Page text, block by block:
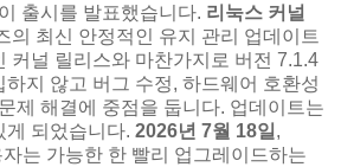
출시를 발표했습니다. 리눅스 커널
의 최신 안정적인 유지 관리 업데이트
커널 릴리스와 마찬가지로 버전 7.1.4
지 않고 버그 수정, 하드웨어 호환성
제 해결에 중점을 둡니다. 업데이트는
게 되었습니다. 2026년 7월 18일,
는 가능한 한 빨리 업그레이드하는